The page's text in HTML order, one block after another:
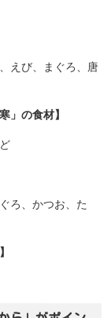
えび、まぐろ、唐
」の食材】
ろ、かつお、た